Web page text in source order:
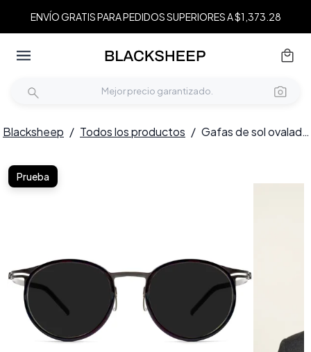
ENVÍO GRATIS PARA PEDIDOS SUPERIORES A $1,373.28
Blacksheep / Todos los productos / Gafas de sol ovaladas de titanio negro #BS1913-0696
Prueba